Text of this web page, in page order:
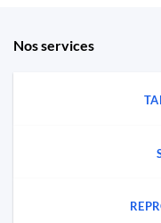
Nos services